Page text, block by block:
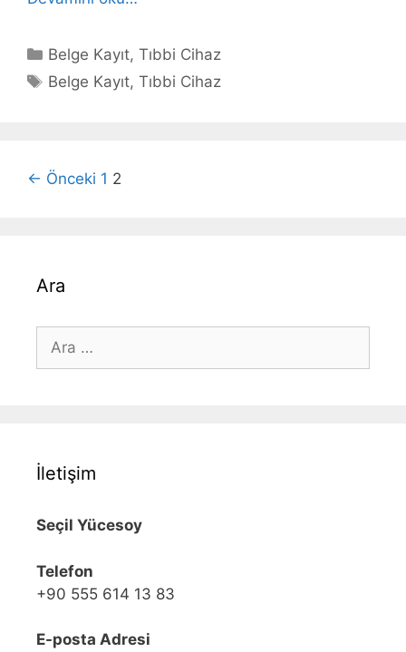
Tıbbi
Cihaz
Kategoriler
Belge Kayıt,Tıbbi Cihaz
Etiketler
Belge Kayıt,Tıbbi Cihaz
Yazı
← Önceki 1 2
Ara
için
İletişim
Seçil Yücesoy
Telefon
+90 555 614 13 83
E-posta Adresi